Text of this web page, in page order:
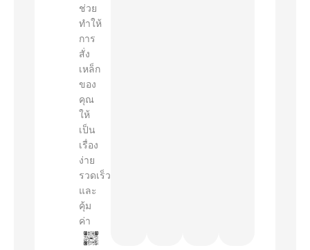
ช่วย
ทำให้
การ
สั่ง
เหล็ก
ของ
คุณ
ให้
เป็น
เรื่อง
ง่าย
รวดเร็ว
และ
คุ้ม
ค่า